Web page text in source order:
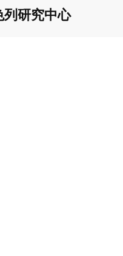
列研究中心